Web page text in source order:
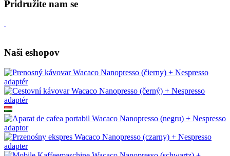
Pridružite nam se
Naši eshopov